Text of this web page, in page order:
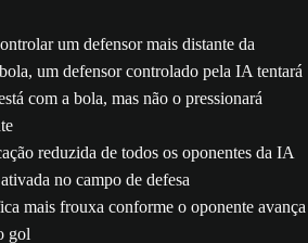
um defensor mais distante da
um defensor controlado pela IA tentará
com a bola, mas não o pressionará
reduzida de todos os oponentes da IA
no campo de defesa
mais frouxa conforme o oponente avança
gol